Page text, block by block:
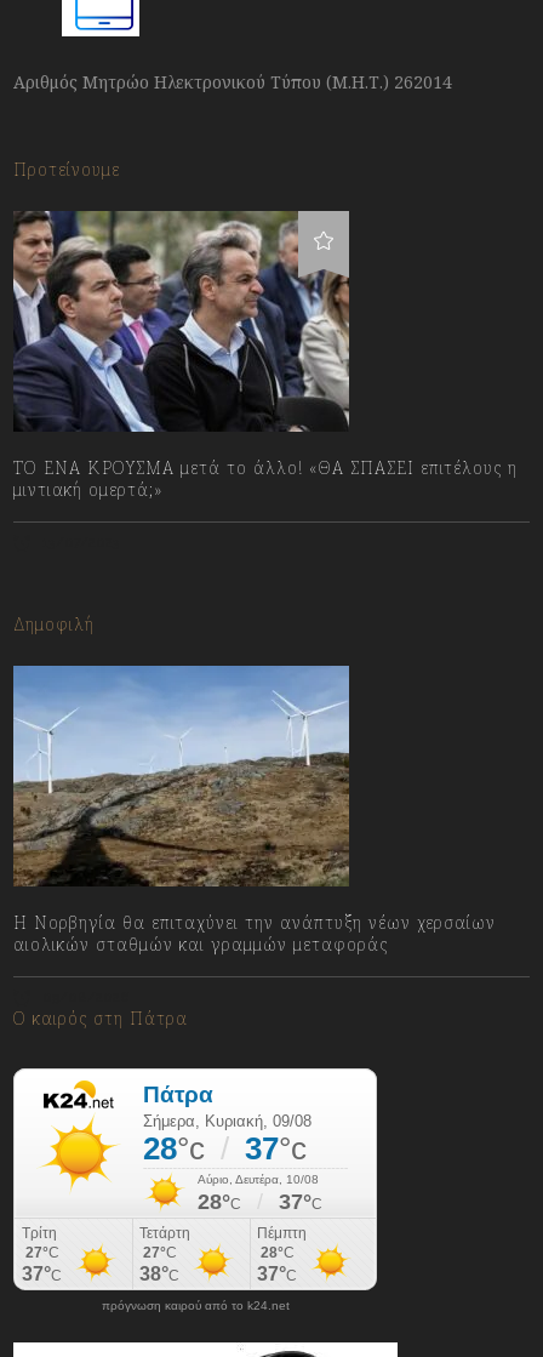
Αριθμός Μητρώο Ηλεκτρονικού Τύπου (Μ.Η.Τ.) 262014
Προτείνουμε
ΤΟ ΕΝΑ ΚΡΟΥΣΜΑ μετά το άλλο! «ΘΑ ΣΠΑΣΕΙ επιτέλους η
μιντιακή ομερτά;»
Δημοφιλή
Η Νορβηγία θα επιταχύνει την ανάπτυξη νέων χερσαίων
αιολικών σταθμών και γραμμών μεταφοράς
Ο καιρός στη Πάτρα
πρόγνωση καιρού από το k24.net